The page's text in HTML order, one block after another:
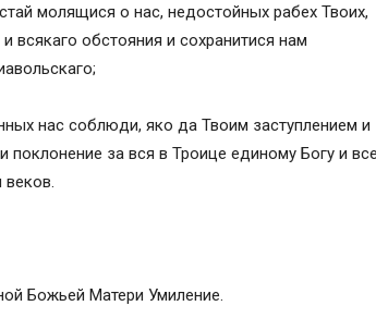
молящися о нас, недостойных рабех Твоих,
всякаго обстояния и сохранитися нам
нас соблюди, яко да Твоим заступлением и
за вся в Троице единому Богу и
Божьей Матери Умиление.